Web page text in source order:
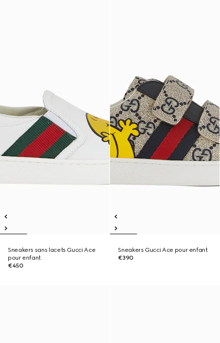
Sneakers sans lacets Gucci Ace
pour enfant
€450
Sneakers Gucci Ace pour enfant
€390